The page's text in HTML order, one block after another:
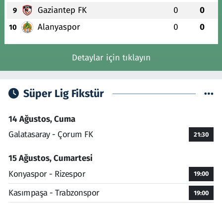
9 Gaziantep FK 0 0
10 Alanyaspor 0 0
Detaylar için tıklayın
Süper Lig Fikstür
14 Ağustos, Cuma
Galatasaray - Çorum FK
21:30
15 Ağustos, Cumartesi
Konyaspor - Rizespor
19:00
Kasımpaşa - Trabzonspor 19:00